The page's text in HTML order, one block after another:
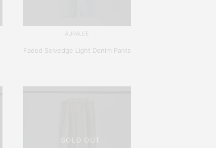
AURALEE
Faded Selvedge Light Denim Pants
SOLD OUT